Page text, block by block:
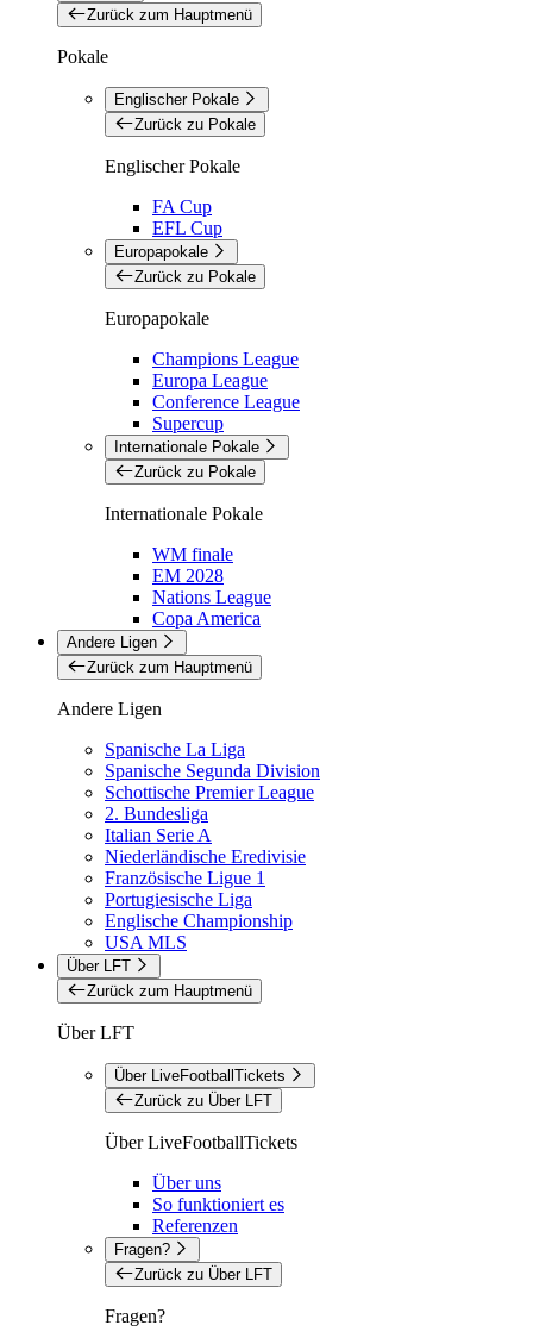
Zurück zum Hauptmenü
Pokale
Englischer Pokale
Zurück zu Pokale
Englischer Pokale
FA Cup
EFL Cup
Europapokale
Zurück zu Pokale
Europapokale
Champions League
Europa League
Conference League
Supercup
Internationale Pokale
Zurück zu Pokale
Internationale Pokale
WM finale
EM 2028
Nations League
Copa America
Andere Ligen
Zurück zum Hauptmenü
Andere Ligen
Spanische La Liga
Spanische Segunda Division
Schottische Premier League
2. Bundesliga
Italian Serie A
Niederländische Eredivisie
Französische Ligue 1
Portugiesische Liga
Englische Championship
USA MLS
Über LFT
Zurück zum Hauptmenü
Über LFT
Über LiveFootballTickets
Zurück zu Über LFT
Über LiveFootballTickets
Über uns
So funktioniert es
Referenzen
Fragen?
Zurück zu Über LFT
Fragen?